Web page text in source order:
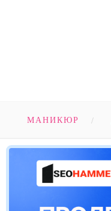
МАНИКЮР